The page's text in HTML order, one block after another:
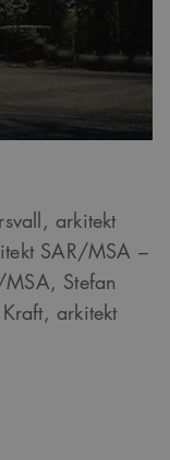
arkitekt
SAR/MSA –
Stefan
arkitekt